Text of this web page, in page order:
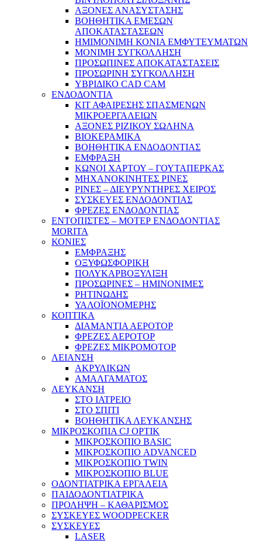
ΑΞΟΝΕΣ ΑΝΑΣΥΣΤΑΣΗΣ
ΒΟΗΘΗΤΙΚΑ ΕΜΕΣΩΝ
ΑΠΟΚΑΤΑΣΤΑΣΕΩΝ
ΗΜΙΜΟΝΙΜΗ ΚΟΝΙΑ ΕΜΦΥΤΕΥΜΑΤΩΝ
ΜΟΝΙΜΗ ΣΥΓΚΟΛΛΗΣΗ
ΠΡΟΣΩΠΙΝΕΣ ΑΠΟΚΑΤΑΣΤΑΣΕΙΣ
ΠΡΟΣΩΡΙΝΗ ΣΥΓΚΟΛΛΗΣΗ
ΥΒΡΙΔΙΚΟ CAD CAM
ΕΝΔΟΔΟΝΤΙΑ
ΚΙΤ ΑΦΑΙΡΕΣΗΣ ΣΠΑΣΜΕΝΩΝ
ΜΙΚΡΟΕΡΓΑΛΕΙΩΝ
ΑΞΟΝΕΣ ΡΙΖΙΚΟΥ ΣΩΛΗΝΑ
ΒΙΟΚΕΡΑΜΙΚΑ
ΒΟΗΘΗΤΙΚΑ ΕΝΔΟΔΟΝΤΙΑΣ
ΕΜΦΡΑΞΗ
ΚΩΝΟΙ ΧΑΡΤΟΥ – ΓΟΥΤΑΠΕΡΚΑΣ
ΜΗΧΑΝΟΚΙΝΗΤΕΣ ΡΙΝΕΣ
ΡΙΝΕΣ – ΔΙΕΥΡΥΝΤΗΡΕΣ ΧΕΙΡΟΣ
ΣΥΣΚΕΥΕΣ ΕΝΔΟΔΟΝΤΙΑΣ
ΦΡΕΖΕΣ ΕΝΔΟΔΟΝΤΙΑΣ
ΕΝΤΟΠΙΣΤΕΣ – ΜΟΤΕΡ ΕΝΔΟΔΟΝΤΙΑΣ
MORITA
ΚΟΝΙΕΣ
ΕΜΦΡΑΞΗΣ
ΟΞΥΦΩΣΦΟΡΙΚΗ
ΠΟΛΥΚΑΡΒΟΞΥΛΙΞΗ
ΠΡΟΣΩΡΙΝΕΣ – ΗΜΙΝΟΝΙΜΕΣ
ΡΗΤΙΝΩΔΗΣ
ΥΑΛΟΪΟΝΟΜΕΡΗΣ
ΚΟΠΤΙΚΑ
ΔΙΑΜΑΝΤΙΑ ΑΕΡΟΤΟΡ
ΦΡΕΖΕΣ ΑΕΡΟΤΟΡ
ΦΡΕΖΕΣ ΜΙΚΡΟΜΟΤΟΡ
ΛΕΙΑΝΣΗ
ΑΚΡΥΛΙΚΩΝ
ΑΜΑΛΓΑΜΑΤΟΣ
ΛΕΥΚΑΝΣΗ
ΣΤΟ ΙΑΤΡΕΙΟ
ΣΤΟ ΣΠΙΤΙ
ΒΟΗΘΗΤΙΚΑ ΛΕΥΚΑΝΣΗΣ
ΜΙΚΡΟΣΚΟΠΙΑ CJ OPTIK
ΜΙΚΡΟΣΚΟΠΙΟ BASIC
ΜΙΚΡΟΣΚΟΠΙΟ ADVANCED
ΜΙΚΡΟΣΚΟΠΙΟ TWIN
ΜΙΚΡΟΣΚΟΠΙΟ BLUE
ΟΔΟΝΤΙΑΤΡΙΚΑ ΕΡΓΑΛΕΙΑ
ΠΑΙΔΟΔΟΝΤΙΑΤΡΙΚΑ
ΠΡΟΛΗΨΗ – ΚΑΘΑΡΙΣΜΟΣ
ΣΥΣΚΕΥΕΣ WOODPECKER
ΣΥΣΚΕΥΕΣ
LASER